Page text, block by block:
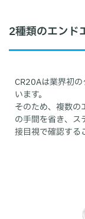
2種類のエンド
CR20Aは業界初
います。
そのため、複数の
の手間を省き、ス
接目視で確認する